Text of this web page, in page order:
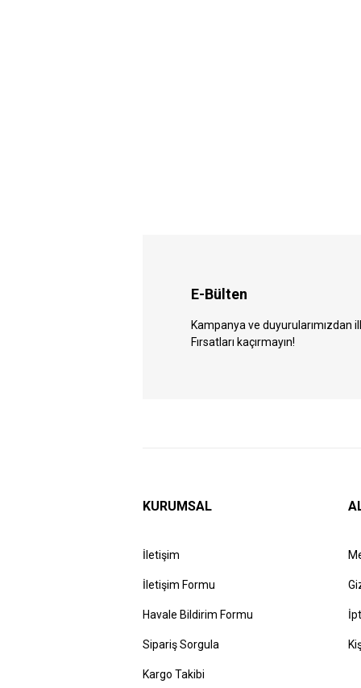
E-Bülten
Kampanya ve duyurularımızdan
Fırsatları kaçırmayın!
KURUMSAL
İletişim
İletişim Formu
Havale Bildirim Formu
Sipariş Sorgula
Kargo Takibi